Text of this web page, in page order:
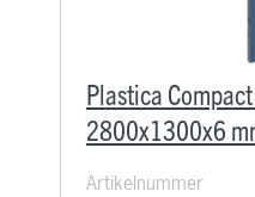
Plastica
2800x1300x6
Artikelnummer